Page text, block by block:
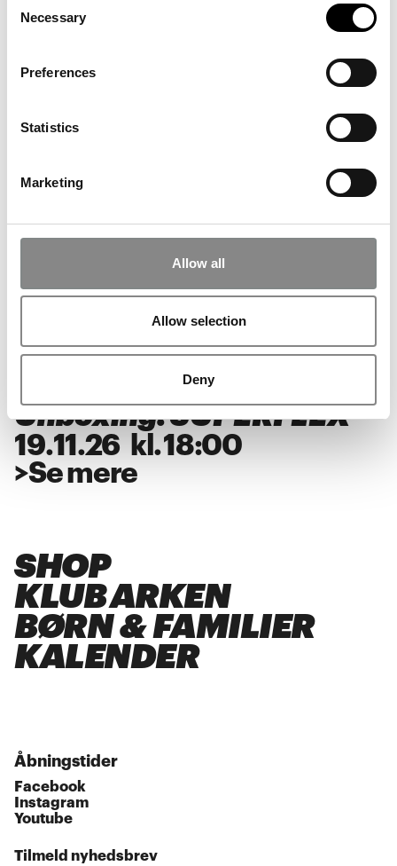
Selection
Necessary
Preferences
Statistics
Marketing
Allow all
Allow selection
Deny
Se også
Unboxing: SUPERFLEX
03.12
Musik på ARKEN: Alberte
28.11.26 kl.18:00
Unboxing: SUPERFLEX
19.11 .26 kl.18:00
>Se mere
SHOP
KLUB ARKEN
BØRN & FAMILIER
KALENDER
Åbningstider
Facebook
Instagram
Youtube
Tilmeld nyhedsbrev